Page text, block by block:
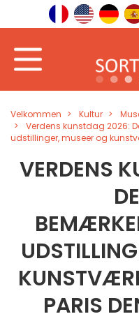
Velkommen Kultur
Verdens kunstdag 2026:
udstillinger, museer og
VERDENS
PARIS